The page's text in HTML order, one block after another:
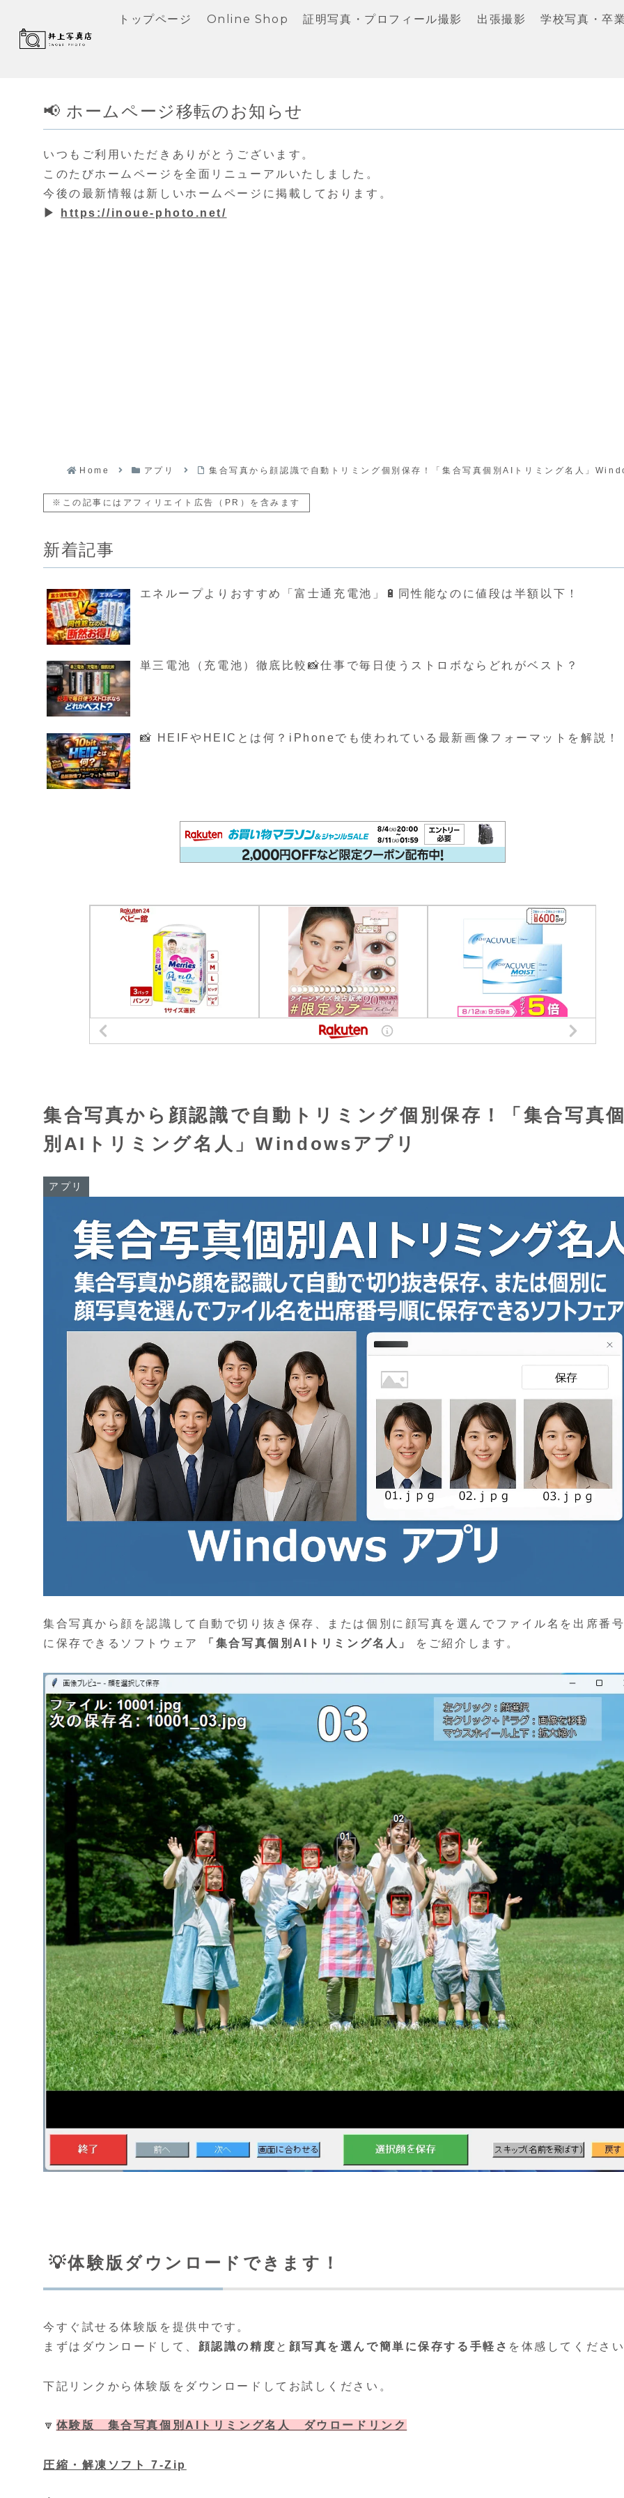
トップページ Online Shop 証明写真・プロフィール撮影 出張撮影 学校写真・卒
📢 ホームページ移転のお知らせ
いつもご利用いただきありがとうございます。
このたびホームページを全面リニューアルいたしました。
今後の最新情報は新しいホームページに掲載しております。
▶
https://inoue-photo.net/
Home アプリ 集合写真から顔認識で自動トリミング個別保存！「集合写真個別AIトリミング名人」
※この記事にはアフィリエイト広告（PR）を含みます
新着記事
エネループよりおすすめ「富士通充電池」🔋同性能なのに値段は半額以下！
単三電池（充電池）徹底比較📸仕事で毎日使うストロボならどれがベスト？
📸 HEIFやHEICとは何？iPhoneでも使われている最新画像フォーマットを解説！
集合写真から顔認識で自動トリミング個別保存！「集合写真
別AIトリミング名人」Windowsアプリ
アプリ
集合写真から顔を認識して自動で切り抜き保存、または個別に顔写真を選んでファイル名を出席番
に保存できるソフトウェア
「集合写真個別AIトリミング名人」 をご紹介します。
💡体験版ダウンロードできます！
今すぐ試せる体験版を提供中です。
まずはダウンロードして、 顔認識の精度 と 顔写真を選んで簡単に保存する手軽さ を体感してくださ
下記リンクから体験版をダウンロードしてお試しください。
🔽 体験版 集合写真個別AIトリミング名人 ダウロードリンク
圧縮・解凍ソフト 7-Zip